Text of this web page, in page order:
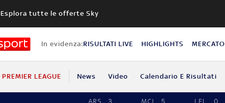
Esplora tutte le offerte Sky
In evidenza:RISULTATI LIVE HIGHLIGHTS MERCATO
PREMIER LEAGUE News Video Calendario E Risultati
ARS
3
MCI
5
LEI
0